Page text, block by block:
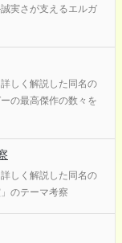
実さが支えるエルガ
しく解説した同名の
の最高傑作の数々を
しく解説した同名の
のテーマ考察